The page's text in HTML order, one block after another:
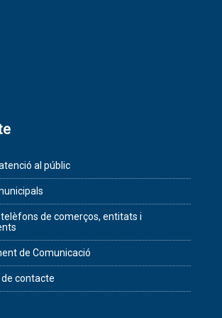
al públic
de comerços, entitats i
de Comunicació
de contacte